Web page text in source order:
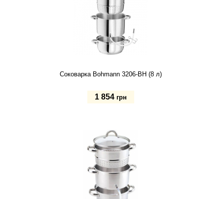
Соковарка Bohmann 3206-BH (8 л)
1 854 грн